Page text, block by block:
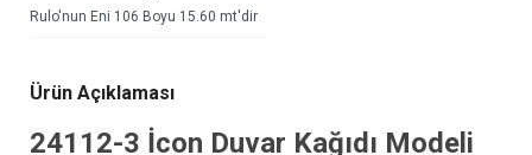
Rulo'nun Eni 106 Boyu 15.60 mt'dir
Ürün Açıklaması
24112-3 İcon Duvar Kağıdı Modeli